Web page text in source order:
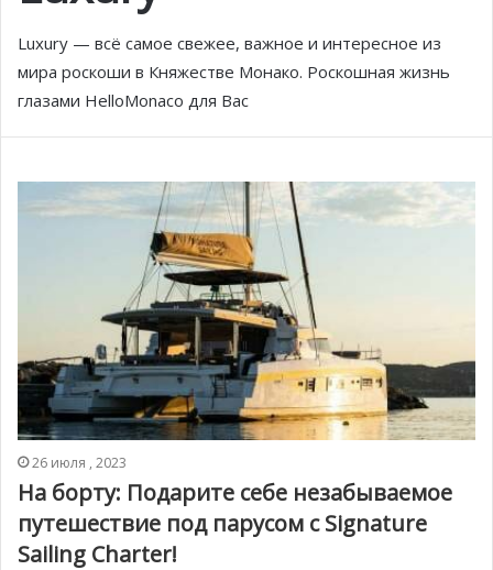
Luxury — всё самое свежее, важное и интересное из
мира роскоши в Княжестве Монако. Роскошная жизнь
глазами HelloMonaco для Вас
26 июля , 2023
На борту: Подарите себе незабываемое
путешествие под парусом с Signature
Sailing Charter!